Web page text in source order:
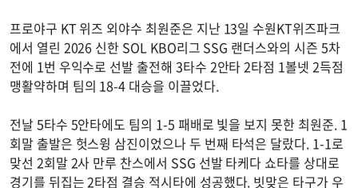
프로야구 KT 위즈 외야수 최원준은 지난 13일 수원KT위즈파크
에서 열린 2026 신한 SOL KBO리그 SSG 랜더스와의 시즌 5차
전에 1번 우익수로 선발 출전해 3타수 2안타 2타점 1볼넷 2득점
맹활약하며 팀의 18-4 대승을 이끌었다.
전날 5타수 5안타에도 팀의 1-5 패배로 빛을 보지 못한 최원준. 1
회말 출발은 헛스윙 삼진이었으나 두 번째 타석은 달랐다. 1-1로
맞선 2회말 2사 만루 찬스에서 SSG 선발 타케다 쇼타를 상대로
경기를 뒤집는 2타점 결승 적시타에 성공했다. 빗맞은 타구가 우